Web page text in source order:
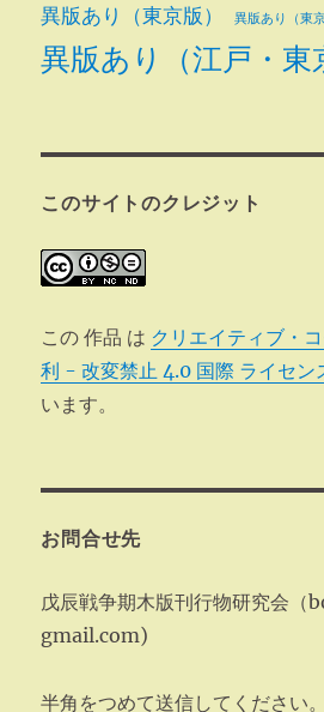
異版あり（東京版） 異版あり（東
異版あり（江戸・東
このサイトのクレジット
この 作品 は クリエイティブ・
利 - 改変禁止 4.0 国際 ライセン
います。
お問合せ先
戊辰戦争期木版刊行物研究会
gmail.com)
半角をつめて送信してください。